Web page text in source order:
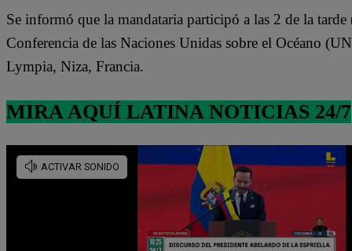
Se informó que la mandataria participó a las 2 de la
Conferencia de las Naciones Unidas sobre el Océano
Lympia, Niza, Francia.
MIRA AQUÍ LATINA NOTICIAS 24/7